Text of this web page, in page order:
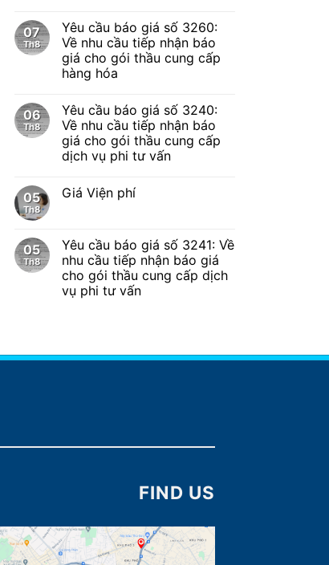
07
Th8
Yêu cầu báo giá số 3260:
Về nhu cầu tiếp nhận báo
giá cho gói thầu cung cấp
hàng hóa
06
Th8
Yêu cầu báo giá số 3240:
Về nhu cầu tiếp nhận báo
giá cho gói thầu cung cấp
dịch vụ phi tư vấn
05
Th8
Giá Viện phí
05
Th8
Yêu cầu báo giá số 3241: Về
nhu cầu tiếp nhận báo giá
cho gói thầu cung cấp dịch
vụ phi tư vấn
FIND US